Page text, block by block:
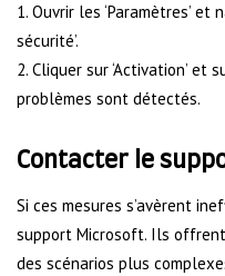
1. Ouvrir les ‘Paramètres’ et
sécurité’.
2. Cliquer sur ‘Activation’ et
problèmes sont détectés.
Contacter le
Si ces mesures s’avèrent
support Microsoft. Ils
des scénarios plus